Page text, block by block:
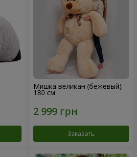
Мишка великан (бежевый)
180 см
Заказать